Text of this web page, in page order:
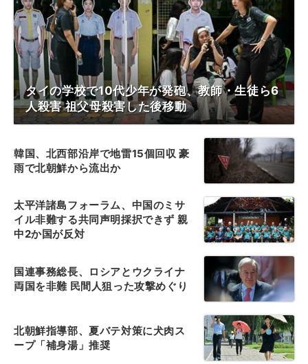
タイの学校で10代少年が発砲、教師・生徒ら6
人殺害 祖父母殺害した後移動
韓国、北西部沿岸で地雷15個回収 豪
雨で北朝鮮から流出か
太平洋諸島フォーラム、中国のミサ
イル非難する共同声明採択できず 親
中2か国が反対
国連事務総長、ロシアとウクライナ
両国を非難 民間人狙った攻撃めぐり
北朝鮮指導部、夏バテ対策に犬肉ス
ープ「補身湯」推奨